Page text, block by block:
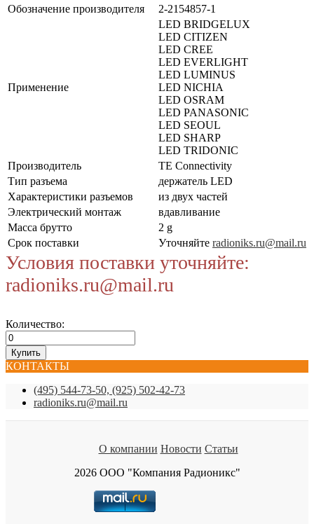
Обозначение производителя
2-2154857-1
Применение
LED BRIDGELUX
LED CITIZEN
LED CREE
LED EVERLIGHT
LED LUMINUS
LED NICHIA
LED OSRAM
LED PANASONIC
LED SEOUL
LED SHARP
LED TRIDONIC
Производитель
TE Connectivity
Тип разъема
держатель LED
Характеристики разъемов
из двух частей
Электрический монтаж
вдавливание
Масса брутто
2 g
Срок поставки
Уточняйте radioniks.ru@mail.ru
Условия поставки уточняйте:
radioniks.ru@mail.ru
Количество:
КОНТАКТЫ
(495) 544-73-50, (925) 502-42-73
radioniks.ru@mail.ru
О компании Новости Статьи
2026 ООО "Компания Радионикс"